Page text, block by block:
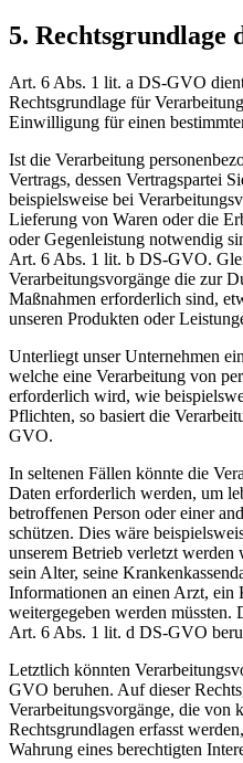
5. Rechtsgrundlage
Art. 6 Abs. 1 lit. a DS-GVO
Rechtsgrundlage für
Einwilligung für einen
Ist die Verarbeitung
Vertrags, dessen Vertragspartei
beispielsweise bei
Lieferung von Waren oder die
oder Gegenleistung notwendig
Art. 6 Abs. 1 lit. b DS-GVO.
Verarbeitungsvorgänge die zur
Maßnahmen erforderlich sind,
unseren Produkten oder
Unterliegt unser Unternehmen
welche eine Verarbeitung von
erforderlich wird, wie
Pflichten, so basiert die
GVO.
In seltenen Fällen könnte die
Daten erforderlich werden, um
betroffenen Person oder einer
schützen. Dies wäre
unserem Betrieb verletzt
sein Alter, seine
Informationen an einen Arzt, ein
weitergegeben werden
Art. 6 Abs. 1 lit. d DS-GVO
Letztlich könnten
GVO beruhen. Auf dieser
Verarbeitungsvorgänge, die von
Rechtsgrundlagen erfasst
Wahrung eines berechtigten